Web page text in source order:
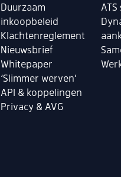
Duurzaam
inkoopbeleid
Klachtenreglement
Nieuwsbrief
Whitepaper
‘Slimmer werven’
API & koppelingen
Privacy & AVG